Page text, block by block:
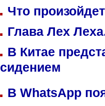
Что
Глава Лех
В Китае
сидением
В WhatsApp